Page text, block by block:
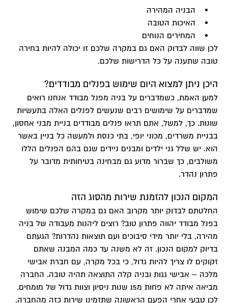
הבניה המהירה
האיכות הטובה
המחירים הנוחים
לכן שווה לבדוק האם גם במקרה שלכם זו יכולה להיות בחירה
טובה שתענה על כל הדרישות שלכם.
היכן ניתן למצוא היום שימוש בפנלים מבודדים?
למען האמת, כשמדברים על בניה מפנל מבודד אנחנו רואים
שמדברים על שימושים רבים שנעשים לפנלים האלה בתעשיות
שונות. כך, למשל, אתם תראו פנלים מבודדים בניית מבני אחסון,
בבניית משרדים, מכוני יופי, בתי כנסת ולמעשה כל בניין באשר
הוא. יש שלל גני ילדים ומבנים ניידים שגם בהם הפנלים הללו
משולבים, כך שברור מדוע גם מבחינה בטיחותית מדובר על
פתרון נהדר.
המקום הנכון להזמנת שירות מהסוג הזה
החלטתם לבדוק יותר מקרוב האם גם במקרה שלכם שימוש
בפנל מבודד יהווה פתרון טוב? רוצים ליהנות מעבודה של בניה
מהירה, בלי יותר מידי סיבוכים ועם תוצאות נהדרות? הגעתם
בדיוק למקום הנכון. זה לא משנה עד כמה המבנה שאתם
זקוקים לו צריך להיות גדול, כי בכל מקרה, עם חברת אבישי
מלכה – אבישי גגות ובניה קלה התוצאה תהיה טובה. החברה
מביאה איתה לא פחות מ15 שנות ניסיון וצוות גדול של מומחים.
לכן טבעי אחרי הפעם הראשונה שתזמינו שירות כזה מהחברה,